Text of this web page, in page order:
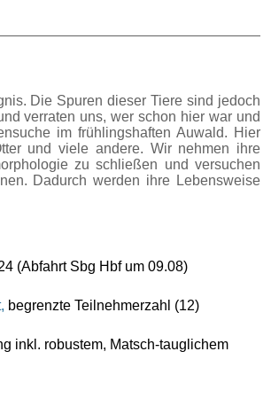
Die Spuren dieser Tiere sind jedoch
verraten uns, wer schon hier war und
im frühlingshaften Auwald. Hier
und viele andere. Wir nehmen ihre
zu schließen und versuchen
Dadurch werden ihre Lebensweise
(Abfahrt Sbg Hbf um 09.08)
, begrenzte Teilnehmerzahl (12)
inkl. robustem, Matsch-tauglichem